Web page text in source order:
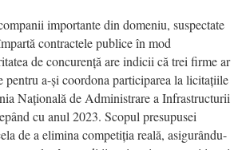
importante din domeniu, suspectate
contractele publice în mod
de concurență are indicii că trei firme ar
pentru a-și coordona participarea la licitațiile
Națională de Administrare a Infrastructurii
cu anul 2023. Scopul presupusei
de a elimina competiția reală, asigurându-